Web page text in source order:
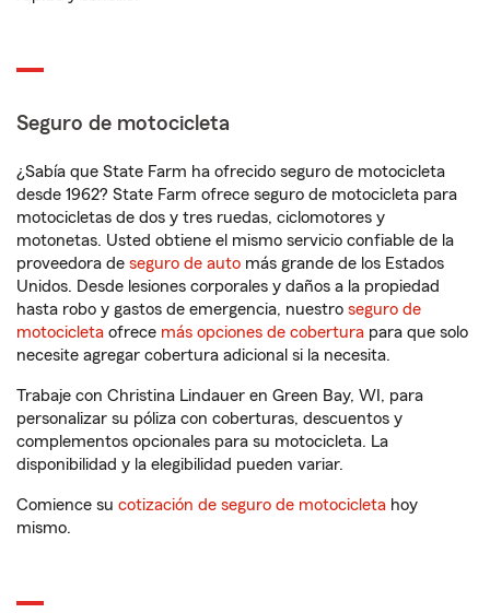
Seguro de motocicleta
¿Sabía que State Farm ha ofrecido seguro de motocicleta
desde 1962? State Farm ofrece seguro de motocicleta para
motocicletas de dos y tres ruedas, ciclomotores y
motonetas. Usted obtiene el mismo servicio confiable de la
proveedora de seguro de auto más grande de los Estados
Unidos. Desde lesiones corporales y daños a la propiedad
hasta robo y gastos de emergencia, nuestro seguro de
motocicleta ofrece más opciones de cobertura para que solo
necesite agregar cobertura adicional si la necesita.
Trabaje con Christina Lindauer en Green Bay, WI, para
personalizar su póliza con coberturas, descuentos y
complementos opcionales para su motocicleta. La
disponibilidad y la elegibilidad pueden variar.
Comience su cotización de seguro de motocicleta hoy
mismo.